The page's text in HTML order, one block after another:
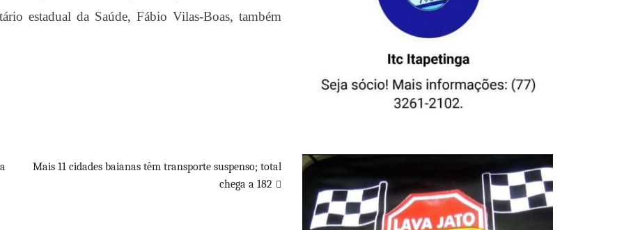
estadual da Saúde, Fábio Vilas-Boas, também
Mais 11 cidades baianas têm transporte suspenso; total
chega a 182